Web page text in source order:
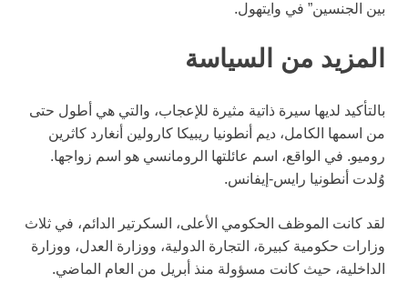
بين الجنسين” في وايتهول.
المزيد من السياسة
بالتأكيد لديها سيرة ذاتية مثيرة للإعجاب، والتي هي أطول حتى
من اسمها الكامل، ديم أنطونيا ريبيكا كارولين أنغارد كاثرين
روميو. في الواقع، اسم عائلتها الرومانسي هو اسم زواجها.
وُلدت أنطونيا رايس-إيفانس.
لقد كانت الموظف الحكومي الأعلى، السكرتير الدائم، في ثلاث
وزارات حكومية كبيرة، التجارة الدولية، ووزارة العدل، ووزارة
الداخلية، حيث كانت مسؤولة منذ أبريل من العام الماضي.